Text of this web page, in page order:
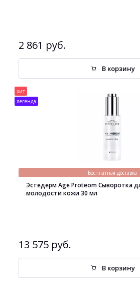
2 861 руб.
В корзину
хит
легенда
Бесплатная доставка
Эстедерм Age Proteom Сыворотка
молодости кожи 30 мл
13 575 руб.
В корзину